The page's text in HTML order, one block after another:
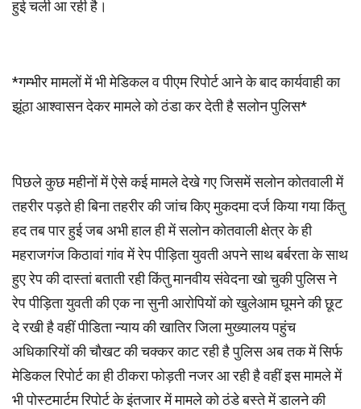
हुई चली आ रही है।
*गम्भीर मामलों में भी मेडिकल व पीएम रिपोर्ट आने के बाद कार्यवाही का
झूंठा आश्वासन देकर मामले को ठंडा कर देती है सलोन पुलिस*
पिछले कुछ महीनों में ऐसे कई मामले देखे गए जिसमें सलोन कोतवाली में
तहरीर पड़ते ही बिना तहरीर की जांच किए मुकदमा दर्ज किया गया किंतु
हद तब पार हुई जब अभी हाल ही में सलोन कोतवाली क्षेत्र के ही
महराजगंज किठावां गांव में रेप पीड़िता युवती अपने साथ बर्बरता के साथ
हुए रेप की दास्तां बताती रही किंतु मानवीय संवेदना खो चुकी पुलिस ने
रेप पीड़िता युवती की एक ना सुनी आरोपियों को खुलेआम घूमने की छूट
दे रखी है वहीं पीडिता न्याय की खातिर जिला मुख्यालय पहुंच
अधिकारियों की चौखट की चक्कर काट रही है पुलिस अब तक में सिर्फ
मेडिकल रिपोर्ट का ही ठीकरा फोड़ती नजर आ रही है वहीं इस मामले में
भी पोस्टमार्टम रिपोर्ट के इंतजार में मामले को ठंडे बस्ते में डालने की